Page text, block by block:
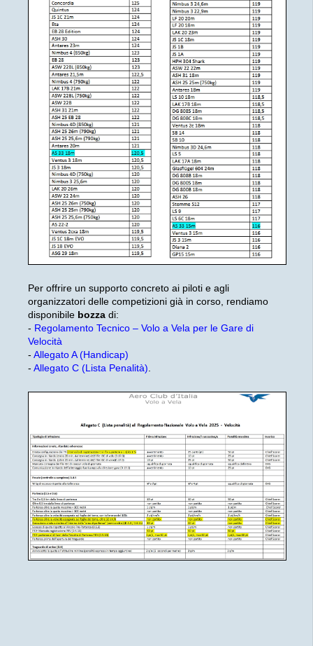
Per offrire un supporto concreto ai piloti e agli
organizzatori delle competizioni già in corso, rendiamo
disponibile bozza di:
- Regolamento Tecnico – Volo a Vela per le Gare di
Velocità
- Allegato A (Handicap)
- Allegato C (Lista Penalità)